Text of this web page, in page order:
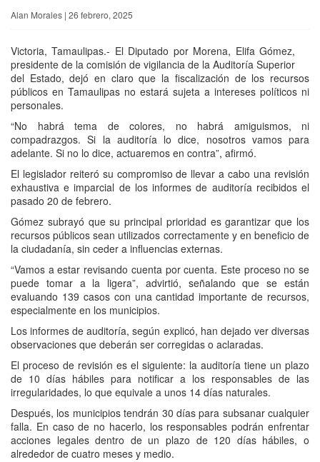
Alan Morales | 26 febrero, 2025
Victoria, Tamaulipas.- El Diputado por Morena, Elifa Gómez,
presidente de la comisión de vigilancia de la Auditoría Superior
del Estado, dejó en claro que la fiscalización de los recursos
públicos en Tamaulipas no estará sujeta a intereses políticos ni
personales.
“No habrá tema de colores, no habrá amiguismos, ni
compadrazgos. Si la auditoría lo dice, nosotros vamos para
adelante. Si no lo dice, actuaremos en contra”, afirmó.
El legislador reiteró su compromiso de llevar a cabo una revisión
exhaustiva e imparcial de los informes de auditoría recibidos el
pasado 20 de febrero.
Gómez subrayó que su principal prioridad es garantizar que los
recursos públicos sean utilizados correctamente y en beneficio de
la ciudadanía, sin ceder a influencias externas.
“Vamos a estar revisando cuenta por cuenta. Este proceso no se
puede tomar a la ligera”, advirtió, señalando que se están
evaluando 139 casos con una cantidad importante de recursos,
especialmente en los municipios.
Los informes de auditoría, según explicó, han dejado ver diversas
observaciones que deberán ser corregidas o aclaradas.
El proceso de revisión es el siguiente: la auditoría tiene un plazo
de 10 días hábiles para notificar a los responsables de las
irregularidades, lo que equivale a unos 14 días naturales.
Después, los municipios tendrán 30 días para subsanar cualquier
falla. En caso de no hacerlo, los responsables podrán enfrentar
acciones legales dentro de un plazo de 120 días hábiles, o
alrededor de cuatro meses y medio.